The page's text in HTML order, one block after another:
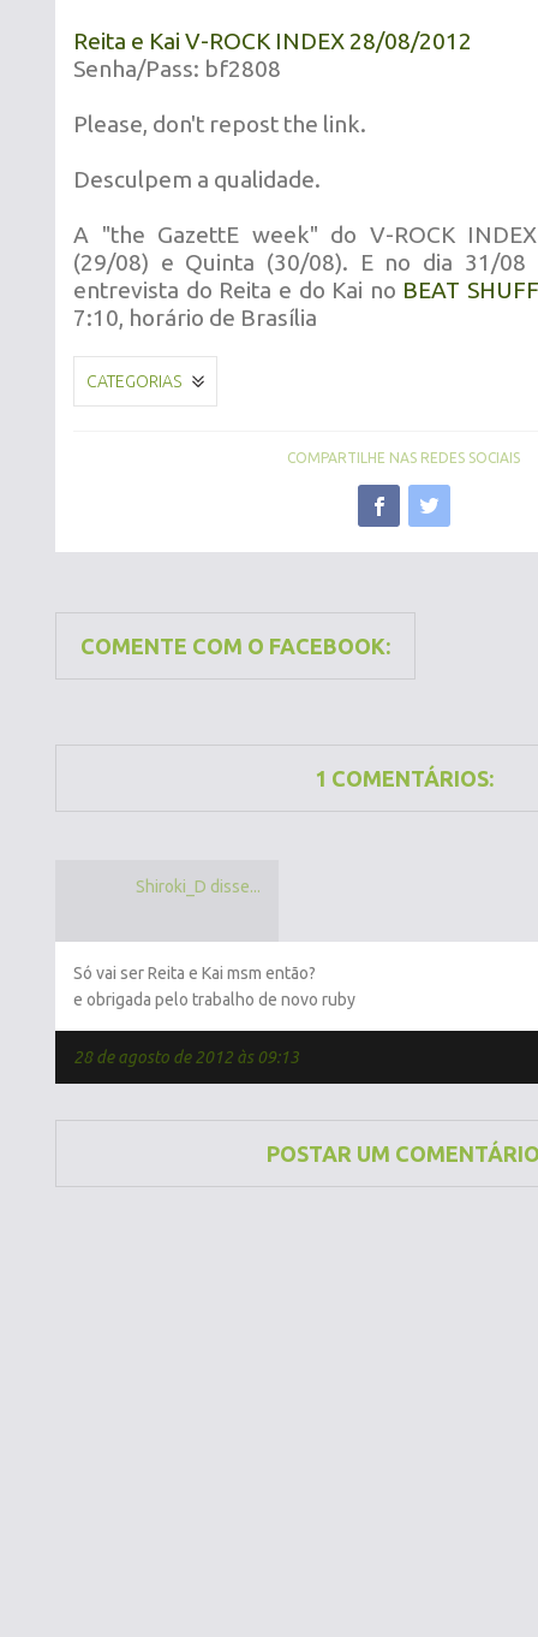
Reita e Kai V-ROCK INDEX 28/08/2012
Senha/Pass: bf2808
Please, don't repost the link.
Desculpem a qualidade.
A "the GazettE week" do V-ROCK
(29/08) e Quinta (30/08). E no dia 31/
entrevista do Reita e do Kai no BEAT
7:10, horário de Brasília
CATEGORIAS
COMPARTILHE NAS REDES SOCIAIS
COMENTE COM O FACEBOOK:
1 COMENTÁRIOS:
Shiroki_D disse...
Só vai ser Reita e Kai msm então?
e obrigada pelo trabalho de novo ruby
28 de agosto de 2012 às 09:13
POSTAR UM